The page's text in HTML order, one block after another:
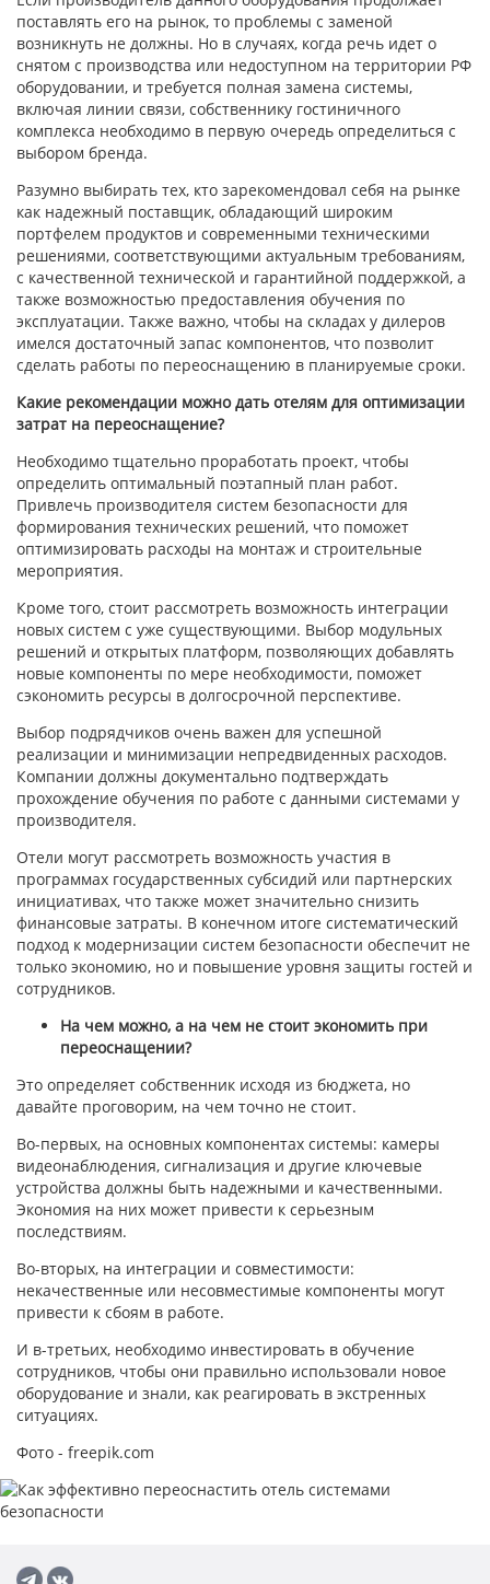
поставлять его на рынок, то проблемы с заменой
возникнуть не должны. Но в случаях, когда речь идет о
снятом с производства или недоступном на территории РФ
оборудовании, и требуется полная замена системы,
включая линии связи, собственнику гостиничного
комплекса необходимо в первую очередь определиться с
выбором бренда.
Разумно выбирать тех, кто зарекомендовал себя на рынке
как надежный поставщик, обладающий широким
портфелем продуктов и современными техническими
решениями, соответствующими актуальным требованиям,
с качественной технической и гарантийной поддержкой, а
также возможностью предоставления обучения по
эксплуатации. Также важно, чтобы на складах у дилеров
имелся достаточный запас компонентов, что позволит
сделать работы по переоснащению в планируемые сроки.
Какие рекомендации можно дать отелям для оптимизации
затрат на переоснащение?
Необходимо тщательно проработать проект, чтобы
определить оптимальный поэтапный план работ.
Привлечь производителя систем безопасности для
формирования технических решений, что поможет
оптимизировать расходы на монтаж и строительные
мероприятия.
Кроме того, стоит рассмотреть возможность интеграции
новых систем с уже существующими. Выбор модульных
решений и открытых платформ, позволяющих добавлять
новые компоненты по мере необходимости, поможет
сэкономить ресурсы в долгосрочной перспективе.
Выбор подрядчиков очень важен для успешной
реализации и минимизации непредвиденных расходов.
Компании должны документально подтверждать
прохождение обучения по работе с данными системами у
производителя.
Отели могут рассмотреть возможность участия в
программах государственных субсидий или партнерских
инициативах, что также может значительно снизить
финансовые затраты. В конечном итоге систематический
подход к модернизации систем безопасности обеспечит не
только экономию, но и повышение уровня защиты гостей и
сотрудников.
На чем можно, а на чем не стоит экономить при
переоснащении?
Это определяет собственник исходя из бюджета, но
давайте проговорим, на чем точно не стоит.
Во-первых, на основных компонентах системы: камеры
видеонаблюдения, сигнализация и другие ключевые
устройства должны быть надежными и качественными.
Экономия на них может привести к серьезным
последствиям.
Во-вторых, на интеграции и совместимости:
некачественные или несовместимые компоненты могут
привести к сбоям в работе.
И в-третьих, необходимо инвестировать в обучение
сотрудников, чтобы они правильно использовали новое
оборудование и знали, как реагировать в экстренных
ситуациях.
Фото - freepik.com